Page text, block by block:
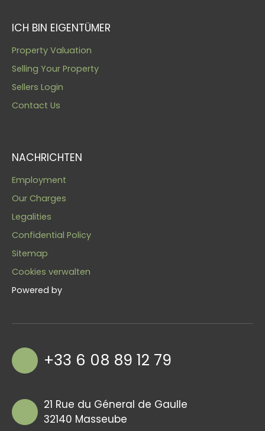
ICH BIN EIGENTÜMER
Property Valuation
Selling Your Property
Sellers Login
Contact Us
NACHRICHTEN
Employment
Our Charges
Legalities
Confidential Policy
Sitemap
Cookies verwalten
Powered by
+33 6 08 89 12 79
21 Rue du Géneral de Gaulle
32140 Masseube